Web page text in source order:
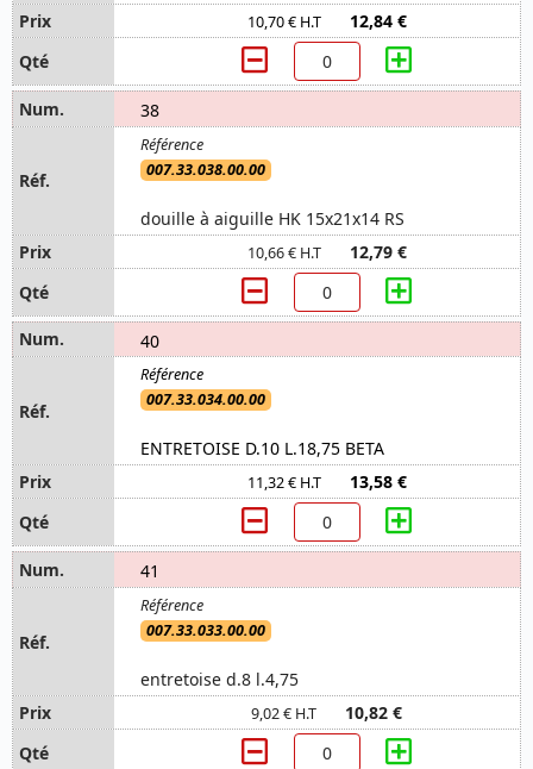
10,70 € H.T 12,84 €
38
007.33.038.00.00
douille à aiguille HK 15x21x14 RS
10,66 € H.T 12,79 €
40
007.33.034.00.00
ENTRETOISE D.10 L.18,75 BETA
11,32 € H.T 13,58 €
41
007.33.033.00.00
entretoise d.8 l.4,75
9,02 € H.T 10,82 €